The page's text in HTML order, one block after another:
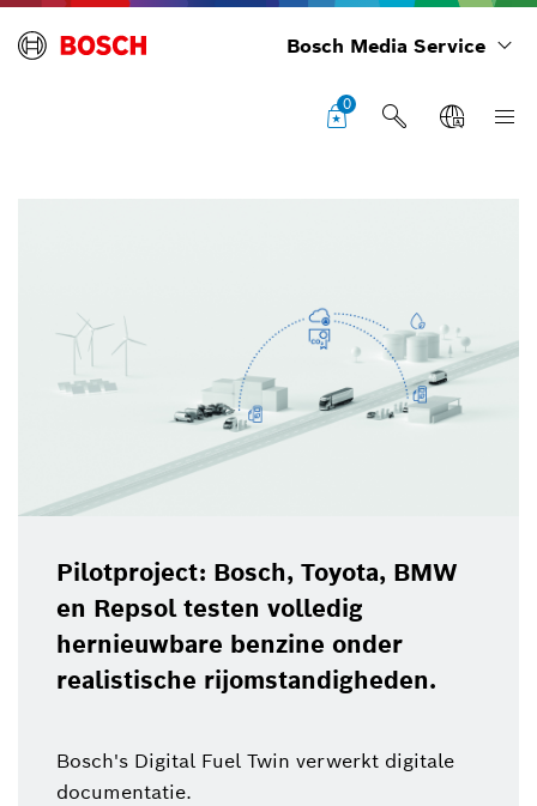
Bosch Media Service
0
Pilotproject: Bosch, Toyota, BMW
en Repsol testen volledig
hernieuwbare benzine onder
realistische rijomstandigheden.
Bosch's Digital Fuel Twin verwerkt digitale
documentatie.